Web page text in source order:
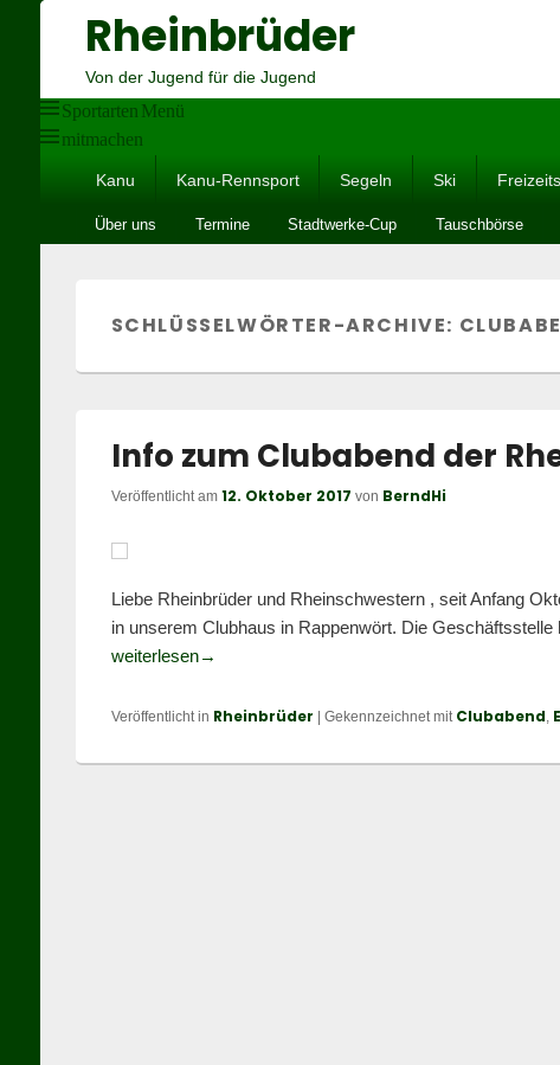
Rheinbrüder
Von der Jugend für die Jugend
Sportarten Menü
mitmachen
Kanu Kanu-Rennsport Segeln Ski
UntermenüÜber uns Termine Stadtwerke-Cup Tauschbörse
SCHLÜSSELWÖRTER-ARCHIVE:
Info zum Clubabend der
Veröffentlicht am 12. Oktober 2017 von BerndHi
Liebe Rheinbrüder und Rheinschwestern , seit Anfang
in unserem Clubhaus in Rappenwört. Die
weiterlesenInfo zum Clubabend der Rheinbrüder KA e.V.
→
Veröffentlicht in Rheinbrüder Gekennzeichnet mit Clubabend,